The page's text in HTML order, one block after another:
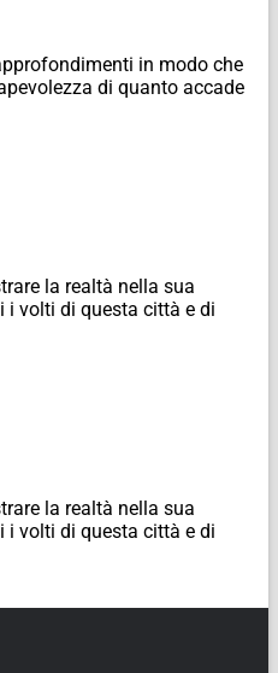
in modo che
di quanto accade
la realtà nella sua
i volti di questa città e di
la realtà nella sua
i volti di questa città e di